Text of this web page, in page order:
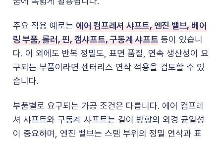
주요 적용 예로는 에어 컴프레셔 샤프트, 엔진 밸브, 베어
링 부품, 롤러, 핀, 캠샤프트, 구동계 샤프트 등이 있습니
다. 이 외에도 반복 정밀도, 표면 품질, 연속 생산성이 요
구되는 부품이라면 센터리스 연삭 적용을 검토할 수 있
습니다.
부품별로 요구되는 가공 조건은 다릅니다. 에어 컴프레
셔 샤프트와 구동계 샤프트는 길이 방향의 외경 균일성
이 중요하며, 엔진 밸브는 스템 부위의 정밀 연삭과 표